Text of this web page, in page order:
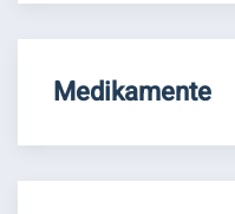
Medikamente